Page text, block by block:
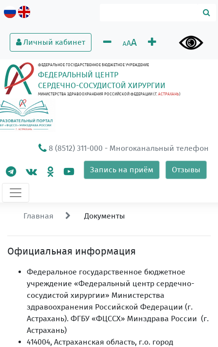
Личный кабинет AAA
ФЕДЕРАЛЬНОЕ ГОСУДАРСТВЕННОЕ БЮДЖЕТНОЕ УЧРЕЖДЕНИЕ
ФЕДЕРАЛЬНЫЙ ЦЕНТР
СЕРДЕЧНО-СОСУДИСТОЙ ХИРУРГИИ
МИНИСТЕРСТВА ЗДРАВООХРАНЕНИЯ РОССИЙСКОЙ ФЕДЕРАЦИИ (Г. АСТРАХАНЬ)
8 (8512) 311-000 - Многоканальный телефон
Запись на приём Отзывы
Главная Документы
Официальная информация
Федеральное государственное бюджетное
учреждение «Федеральный центр сердечно-
сосудистой хирургии» Министерства
здравоохранения Российской Федерации (г.
Астрахань). ФГБУ «ФЦССХ» Минздрава России (г.
Астрахань)
414004, Астраханская область, г.о. город